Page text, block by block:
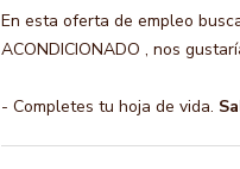
En esta oferta de empleo
ACONDICIONADO , nos
- Completes tu hoja de vida.